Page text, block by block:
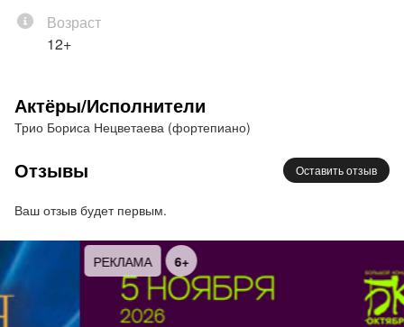
Danny Gottlieb, Till Brönner, Lew Soloff, Trilok Gurtu,
Wolfgang Schlüter, Rolf Kühn, NDR Big Band,
Лугано, Тампере).
Возраст
12+
Актёры/Исполнители
Трио Бориса Нецветаева (фортепиано)
Отзывы Оставить отзыв
Ваш отзыв будет первым.
РЕКЛАМА 6+